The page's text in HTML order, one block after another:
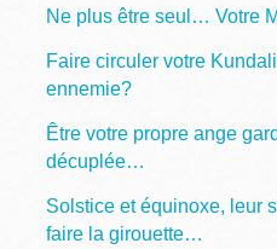
Ne plus être seul… Votre
Faire circuler votre
ennemie?
Être votre propre ange
décuplée…
Solstice et équinoxe, leur
faire la girouette…